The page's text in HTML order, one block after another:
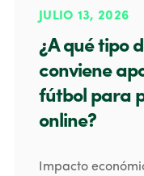
JULIO 13, 2026
¿A qué tipo
conviene
fútbol para
online?
Impacto